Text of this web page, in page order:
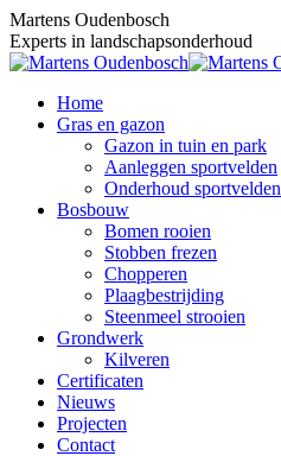
Skip
to
content
Martens Oudenbosch
Experts in landschapsonderhoud
Home
Gras en gazon
Gazon in tuin en park
Aanleggen sportvelden
Onderhoud sportvelden
Bosbouw
Bomen rooien
Stobben frezen
Chopperen
Plaagbestrijding
Steenmeel strooien
Grondwerk
Kilveren
Certificaten
Nieuws
Projecten
Contact